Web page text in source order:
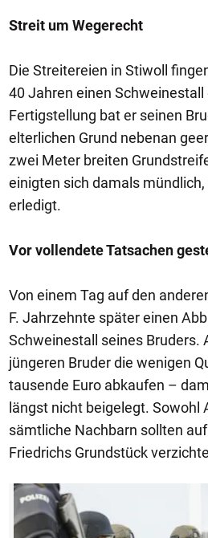
Streit um Wegerecht
Die Streitereien in Stiwoll
40 Jahren einen
Fertigstellung bat er seinen
elterlichen Grund nebenan
zwei Meter breiten
einigten sich damals
erledigt.
Vor vollendete Tatsachen
Von einem Tag auf den
F. Jahrzehnte später einen
Schweinestall seines Bruders.
jüngeren Bruder die wenigen
tausende Euro abkaufen –
längst nicht beigelegt. Sowohl
sämtliche Nachbarn sollten
Friedrichs Grundstück
1/9